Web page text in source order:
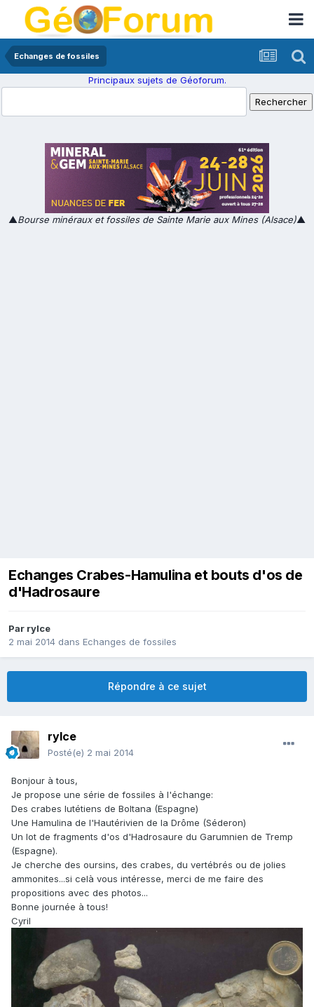
Echanges de fossiles
Principaux sujets de Géoforum.
▲Bourse minéraux et fossiles de Sainte Marie aux Mines (Alsace)▲
Echanges Crabes-Hamulina et bouts d'os de
d'Hadrosaure
Par rylce
2 mai 2014 dans Echanges de fossiles
Répondre à ce sujet
rylce
Posté(e) 2 mai 2014
Bonjour à tous,
Je propose une série de fossiles à l'échange:
Des crabes lutétiens de Boltana (Espagne)
Une Hamulina de l'Hautérivien de la Drôme (Séderon)
Un lot de fragments d'os d'Hadrosaure du Garumnien de Tremp
(Espagne).
Je cherche des oursins, des crabes, du vertébrés ou de jolies
ammonites...si celà vous intéresse, merci de me faire des
propositions avec des photos...
Bonne journée à tous!
Cyril